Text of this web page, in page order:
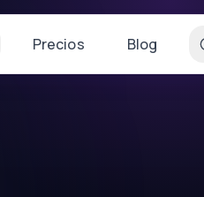
Precios Blog